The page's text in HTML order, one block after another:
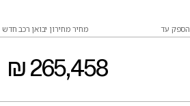
הספק עד מחיר מחירון יבואן רכב
₪ 265,458